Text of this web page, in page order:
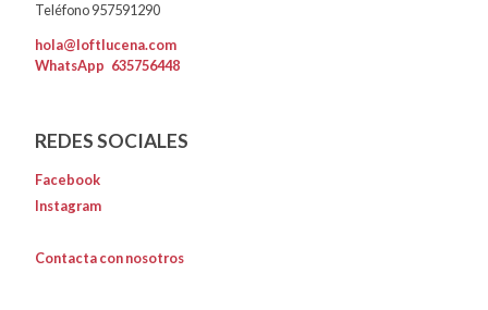
Teléfono 957591290
hola@loftlucena.com
WhatsApp 635756448
REDES SOCIALES
Facebook
Instagram
Contacta con nosotros